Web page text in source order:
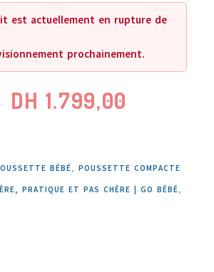
est actuellement en rupture de
prochainement.
DH 1.799,00
BÉBÉ, POUSSETTE COMPACTE
PRATIQUE ET PAS CHÈRE | GO BÉBÉ,